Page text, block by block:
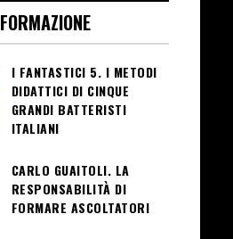
FORMAZIONE
I FANTASTICI 5. I METODI
DIDATTICI DI CINQUE
GRANDI BATTERISTI
ITALIANI
CARLO GUAITOLI. LA
RESPONSABILITÀ DI
FORMARE ASCOLTATORI